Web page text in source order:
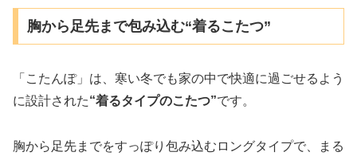
胸から足先まで包み込む“着るこたつ”
「こたんぽ」は、寒い冬でも家の中で快適に過ごせるよう
に設計された“着るタイプのこたつ”です。
胸から足先までをすっぽり包み込むロングタイプで、まる